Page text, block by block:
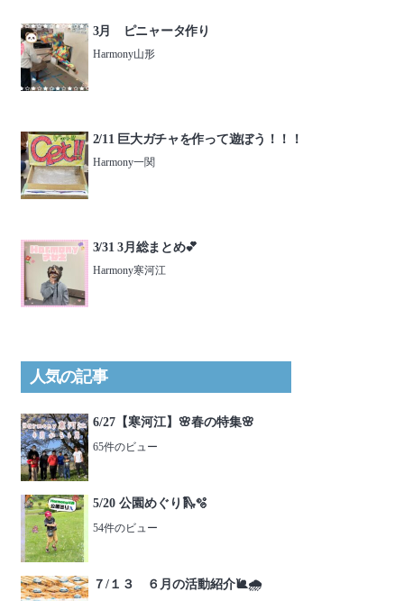
3月 ピニャータ作り
Harmony山形
2/11 巨大ガチャを作って遊ぼう！！！
Harmony一関
3/31 3月総まとめ💕
Harmony寒河江
人気の記事
6/27【寒河江】🌸春の特集🌸
65件のビュー
5/20 公園めぐり🛝🫧
54件のビュー
７/１３ ６月の活動紹介🐌🌧️